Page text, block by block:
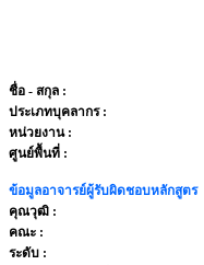
ชื่อ - สกุล :
ประเภทบุคลากร :
หน่วยงาน :
ศูนย์พื้นที่ :
ข้อมูลอาจารย์ผู้รับผิดชอบหลักสูตร
คุณวุฒิ :
คณะ :
ระดับ :